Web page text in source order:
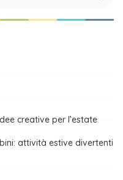
creative per l’estate
attività estive divertenti